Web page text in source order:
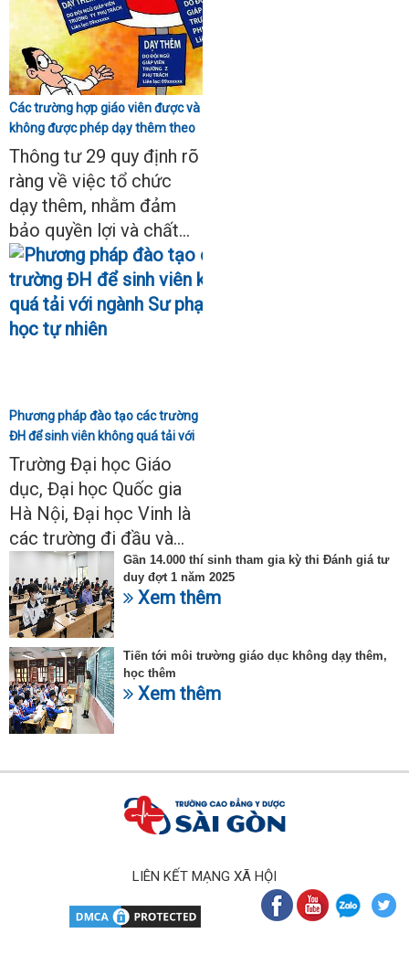
Các trường hợp giáo viên được và
không được phép dạy thêm theo
Thông tư 29
Thông tư 29 quy định rõ
ràng về việc tổ chức
dạy thêm, nhằm đảm
bảo quyền lợi và chất...
Phương pháp đào tạo các trường
ĐH để sinh viên không quá tải với
ngành Sư phạm Khoa học tự
nhiên
Trường Đại học Giáo
dục, Đại học Quốc gia
Hà Nội, Đại học Vinh là
các trường đi đầu và...
Gần 14.000 thí sinh tham gia kỳ thi Đánh giá tư
duy đợt 1 năm 2025
Xem thêm
Tiến tới môi trường giáo dục không dạy thêm,
học thêm
Xem thêm
LIÊN KẾT MẠNG XÃ HỘI